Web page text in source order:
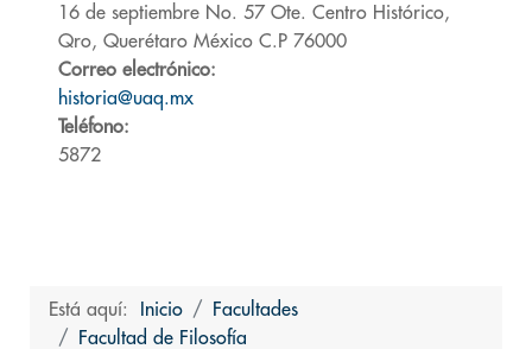
16 de septiembre No. 57 Ote. Centro Histórico,
Qro, Querétaro México C.P 76000
Correo electrónico:
historia@uaq.mx
Teléfono:
5872
Está aquí: Inicio
Facultades
Facultad de Filosofía